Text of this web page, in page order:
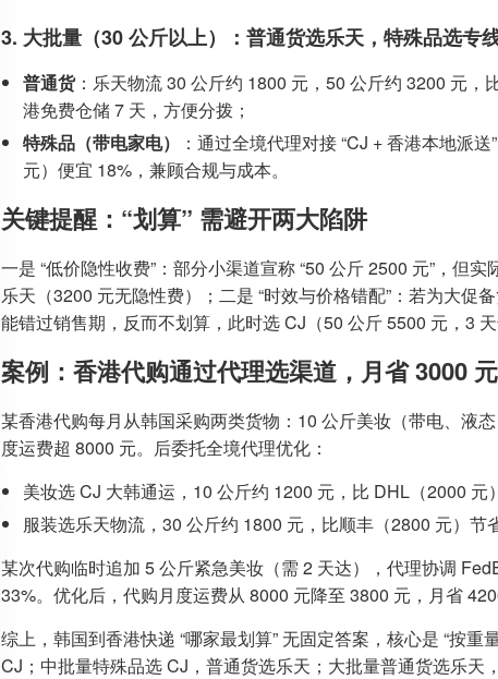
3. 大批量（30 公斤以上）：普通货选乐天，特殊品选专
普通货：乐天物流 30 公斤约 1800 元，50 公斤约 3200 元
港免费仓储 7 天，方便分拨；
特殊品（带电家电）
：通过全境代理对接 “CJ + 香港本地派
元）便宜 18%，兼顾合规与成本。
关键提醒：“划算” 需避开两大陷阱
一是 “低价隐性收费”：部分小渠道宣称 “50 公斤 2500 元”，但
乐天（3200 元无隐性费）；二是 “时效与价格错配”：若为大促
能错过销售期，反而不划算，此时选 CJ（50 公斤 5500 元，3 天
案例：香港代购通过代理选渠道，月省 3000 元
某香港代购每月从韩国采购两类货物：10 公斤美妆（带电、液
度运费超 8000 元。后委托全境代理优化：
美妆选 CJ 大韩通运，10 公斤约 1200 元，比 DHL（2000 元
服装选乐天物流，30 公斤约 1800 元，比顺丰（2800 元）节
某次代购临时追加 5 公斤紧急美妆（需 2 天达），代理协调
33%。优化后，代购月度运费从 8000 元降至 3800 元，月省
综上，韩国到香港快递 “哪家最划算” 无固定答案，核心是 “按
CJ；中批量特殊品选 CJ，普通货选乐天；大批量普通货选乐